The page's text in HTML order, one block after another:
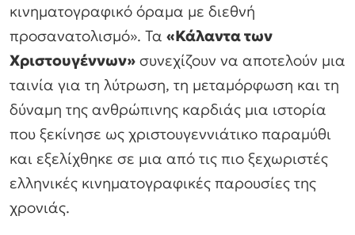
κινηματογραφικό όραμα με διεθνή
προσανατολισμό». Τα «Κάλαντα των
Χριστουγέννων» συνεχίζουν να αποτελούν μια
ταινία για τη λύτρωση, τη μεταμόρφωση και τη
δύναμη της ανθρώπινης καρδιάς μια ιστορία
που ξεκίνησε ως χριστουγεννιάτικο παραμύθι
και εξελίχθηκε σε μια από τις πιο ξεχωριστές
ελληνικές κινηματογραφικές παρουσίες της
χρονιάς.